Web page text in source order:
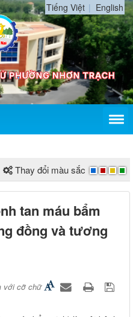
Tiếng Việt English
Thay đổi màu sắc
tan máu bẩm
đồng và tương
với cỡ chữ